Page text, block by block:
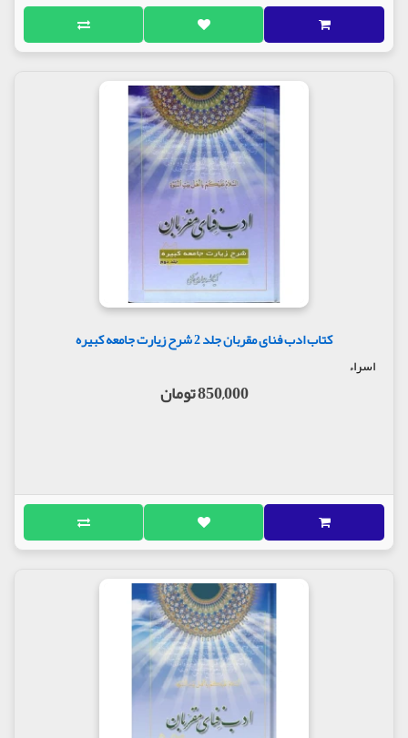
کتاب ادب فنای مقربان جلد 2 شرح زیارت جامعه کبیره
اسراء
850,000 تومان